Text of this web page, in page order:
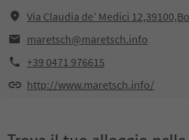
Via Claudia de’ Medici
maretsch@maretsch.info
+39 0471 976615
http://www.maretsch.info/